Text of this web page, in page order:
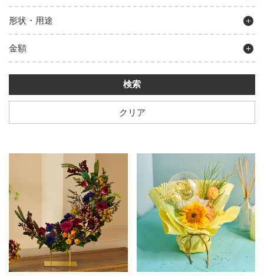
形状・用途
金額
クリア